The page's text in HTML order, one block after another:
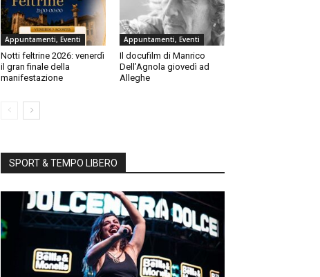
Appuntamenti, Eventi
Notti feltrine 2026: venerdì
il gran finale della
manifestazione
Appuntamenti, Eventi
Il docufilm di Manrico
Dell’Agnola giovedì ad
Alleghe
SPORT & TEMPO LIBERO